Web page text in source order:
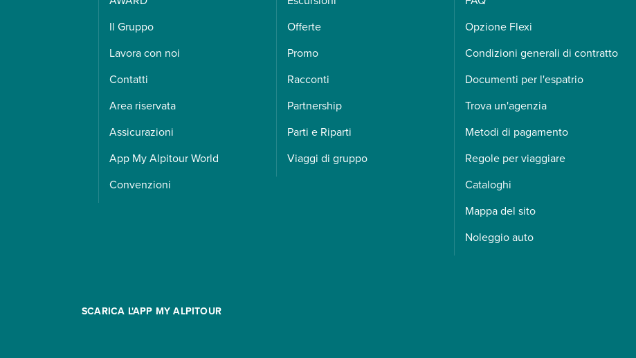
Il Gruppo
Lavora con noi
Contatti
Area riservata
Assicurazioni
App My Alpitour World
Convenzioni
Offerte
Promo
Racconti
Partnership
Parti e Riparti
Viaggi di gruppo
Opzione Flexi
Condizioni generali di contratto
Documenti per l'espatrio
Trova un'agenzia
Metodi di pagamento
Regole per viaggiare
Cataloghi
Mappa del sito
Noleggio auto
SCARICA L'APP MY ALPITOUR